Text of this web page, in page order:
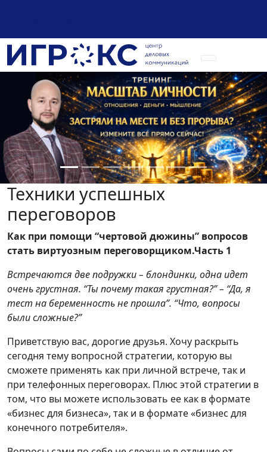
Техники успешных
переговоров
Как при помощи “чертовой дюжины” вопросов
стать виртуозным переговорщиком.Часть 1
Встречаются две подружки – блондинки, одна идет
очень грустная. “Ты почему такая грустная?” – “Да, я
тест на беременность не прошла”. “Что, вопросы
были сложные?”
Приветствую вас, дорогие друзья. Хочу раскрыть
сегодня тему вопросной стратегии, которую вы
сможете применять как при личной встрече, так и
при телефонных переговорах. Плюс этой стратегии в
том, что вы можете использовать ее как в формате
«бизнес для бизнеса», так и в формате «бизнес для
конечного потребителя».